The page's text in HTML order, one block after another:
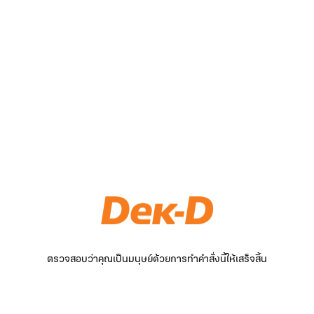
ตรวจสอบว่าคุณเป็นมนุษย์ด้วยการทำคำสั่งนี้ให้เสร็จสิ้น